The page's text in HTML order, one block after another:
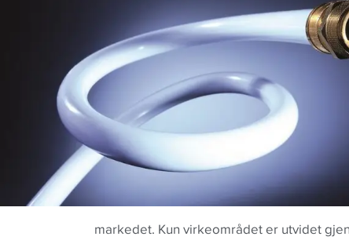
markedet. Kun virkeområdet er utvidet